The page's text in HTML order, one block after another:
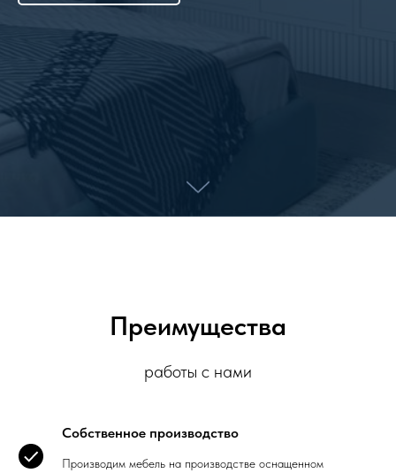
Преимущества
работы с нами
Собственное производство
Производим мебель на производстве оснащенном